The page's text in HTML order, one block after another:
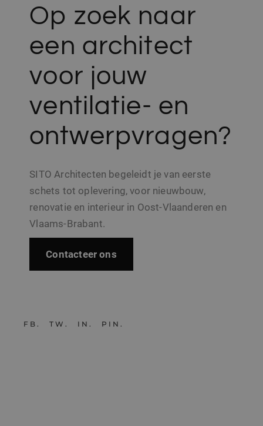
Op zoek naar
een architect
voor jouw
ventilatie- en
ontwerpvragen?
SITO Architecten begeleidt je van eerste
schets tot oplevering, voor nieuwbouw,
renovatie en interieur in Oost-Vlaanderen en
Vlaams-Brabant.
Contacteer ons
FB TW IN PIN